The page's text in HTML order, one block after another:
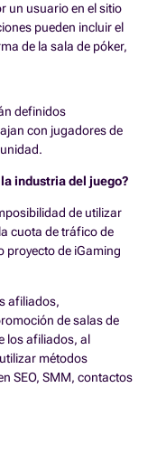
un usuario en el sitio
pueden incluir el
de la sala de póker,
definidos
con jugadores de
industria del juego?
de utilizar
cuota de tráfico de
proyecto de iGaming
afiliados,
de salas de
los afiliados, al
métodos
SEO, SMM, contactos